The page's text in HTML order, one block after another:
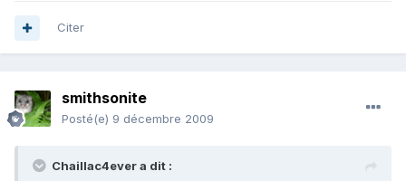
Citer
smithsonite
Posté(e) 9 décembre 2009
Chaillac4ever a dit :